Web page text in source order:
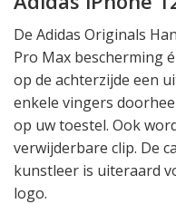
De Adidas Originals
Pro Max bescherming
op de achterzijde een
enkele vingers
op uw toestel. Ook
verwijderbare clip. De
kunstleer is uiteraard
logo.